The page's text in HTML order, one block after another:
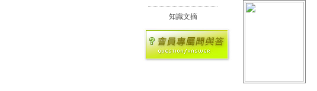
知識文摘